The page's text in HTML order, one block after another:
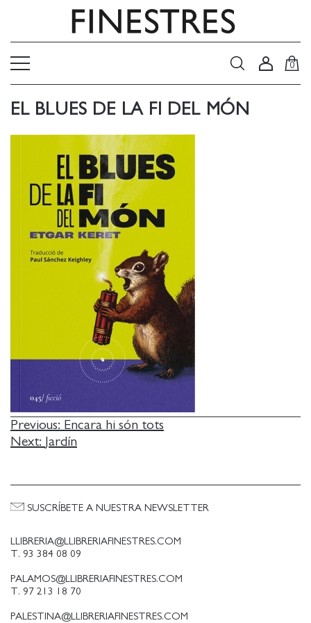
0
EL BLUES DE LA FI DEL MÓN
NAVEGACIÓN
DE
Previous: Encara hi són tots
Next: Jardín
LLIBRERIA@LLIBRERIAFINESTRES.COM
T. 93 384 08 09
PALAMOS@LLIBRERIAFINESTRES.COM
T. 97 213 18 70
PALESTINA@LLIBRERIAFINESTRES.COM
SUSCRÍBETE A NUESTRA NEWSLETTER